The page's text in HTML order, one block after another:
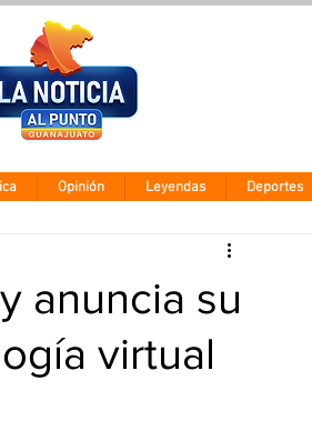
Opinión Leyendas Deportes
anuncia su
virtual